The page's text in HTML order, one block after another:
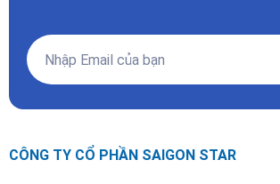
CÔNG TY CỔ PHẦN SAIGON STAR